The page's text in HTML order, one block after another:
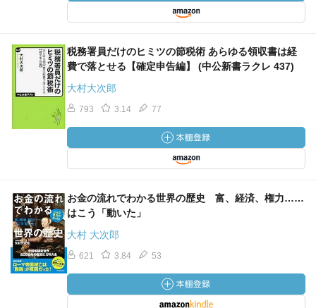
税務署員だけのヒミツの節税術 あらゆる領収書は経
費で落とせる【確定申告編】 (中公新書ラクレ 437)
大村大次郎
793 3.14 77
お金の流れでわかる世界の歴史 富、経済、権力……
はこう「動いた」
大村 大次郎
621 3.84 53